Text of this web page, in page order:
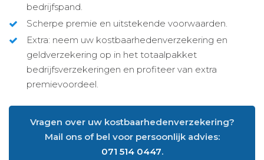
bedrijfspand.
Scherpe premie en uitstekende voorwaarden.
Extra: neem uw kostbaarhedenverzekering en
geldverzekering op in het totaalpakket
bedrijfsverzekeringen en profiteer van extra
premievoordeel.
Vragen over uw kostbaarhedenverzekering?
Mail ons of bel voor persoonlijk advies:
071 514 0447.